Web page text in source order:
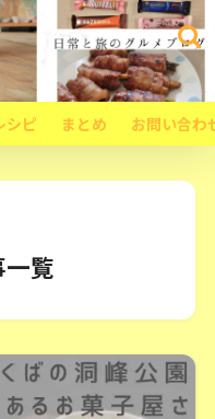
シピ まとめ お問い合わ
一覧